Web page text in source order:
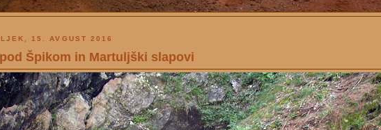
15. AVGUST 2016
Špikom in Martuljški slapovi